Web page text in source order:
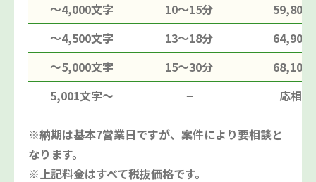
〜4,000文字
10〜15分
59,800
〜4,500文字
13〜18分
64,900
〜5,000文字
15〜30分
68,100
5,001文字〜
− 応相談
※納期は基本7営業日ですが、案件により要相談と
なります。
※上記料金はすべて税抜価格です。